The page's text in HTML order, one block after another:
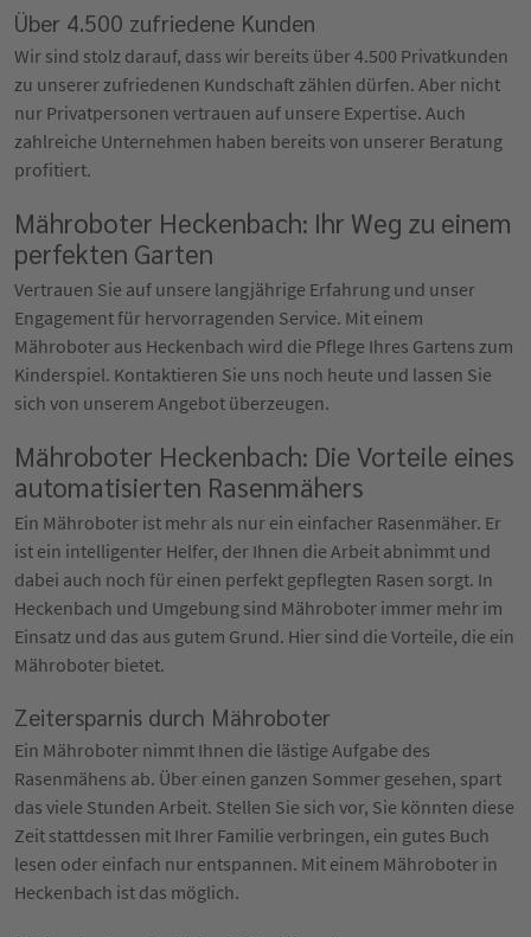
Über 4.500 zufriedene Kunden
Wir sind stolz darauf, dass wir bereits über 4.500 Privatkunden
zu unserer zufriedenen Kundschaft zählen dürfen. Aber nicht
nur Privatpersonen vertrauen auf unsere Expertise. Auch
zahlreiche Unternehmen haben bereits von unserer Beratung
profitiert.
Mähroboter Heckenbach: Ihr Weg zu einem
perfekten Garten
Vertrauen Sie auf unsere langjährige Erfahrung und unser
Engagement für hervorragenden Service. Mit einem
Mähroboter aus Heckenbach wird die Pflege Ihres Gartens zum
Kinderspiel. Kontaktieren Sie uns noch heute und lassen Sie
sich von unserem Angebot überzeugen.
Mähroboter Heckenbach: Die Vorteile eines
automatisierten Rasenmähers
Ein Mähroboter ist mehr als nur ein einfacher Rasenmäher. Er
ist ein intelligenter Helfer, der Ihnen die Arbeit abnimmt und
dabei auch noch für einen perfekt gepflegten Rasen sorgt. In
Heckenbach und Umgebung sind Mähroboter immer mehr im
Einsatz und das aus gutem Grund. Hier sind die Vorteile, die ein
Mähroboter bietet.
Zeitersparnis durch Mähroboter
Ein Mähroboter nimmt Ihnen die lästige Aufgabe des
Rasenmähens ab. Über einen ganzen Sommer gesehen, spart
das viele Stunden Arbeit. Stellen Sie sich vor, Sie könnten diese
Zeit stattdessen mit Ihrer Familie verbringen, ein gutes Buch
lesen oder einfach nur entspannen. Mit einem Mähroboter in
Heckenbach ist das möglich.